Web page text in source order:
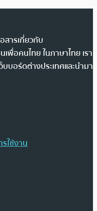
สารเกี่ยวกับ
พื่อคนไทย ในภาษาไทย เรา
บอร์ดต่างประเทศและนำมา
ใช้งาน